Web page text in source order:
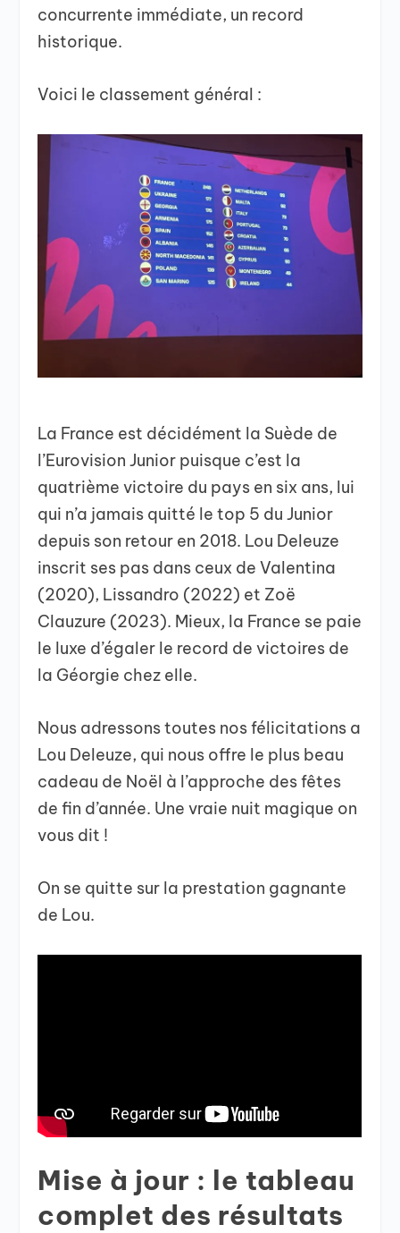
concurrente immédiate, un record
historique.
Voici le classement général :
La France est décidément la Suède de
l’Eurovision Junior puisque c’est la
quatrième victoire du pays en six ans, lui
qui n’a jamais quitté le top 5 du Junior
depuis son retour en 2018. Lou Deleuze
inscrit ses pas dans ceux de Valentina
(2020), Lissandro (2022) et Zoë
Clauzure (2023). Mieux, la France se paie
le luxe d’égaler le record de victoires de
la Géorgie chez elle.
Nous adressons toutes nos félicitations a
Lou Deleuze, qui nous offre le plus beau
cadeau de Noël à l’approche des fêtes
de fin d’année. Une vraie nuit magique on
vous dit !
On se quitte sur la prestation gagnante
de Lou.
Mise à jour : le tableau
complet des résultats